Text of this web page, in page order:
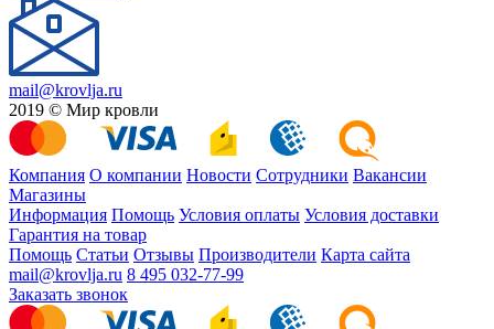
mail@krovlja.ru
2019 © Мир кровли
Компания О компании Новости Сотрудники Вакансии
Магазины
Информация Помощь Условия оплаты Условия доставки
Гарантия на товар
Помощь Статьи Отзывы Производители Карта сайта
mail@krovlja.ru 8 495 032-77-99
Заказать звонок